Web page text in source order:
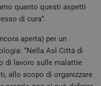
quanto questi aspetti
di cura”.
aperta) per un
“Nella Asl Città di
di lavoro sulle malattie
allo scopo di organizzare